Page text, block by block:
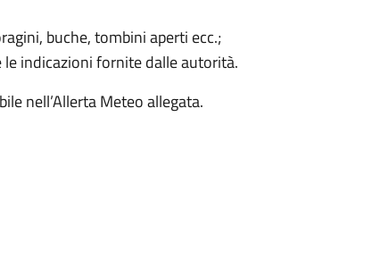
buche, tombini aperti ecc.;
indicazioni fornite dalle autorità.
nell’Allerta Meteo allegata.